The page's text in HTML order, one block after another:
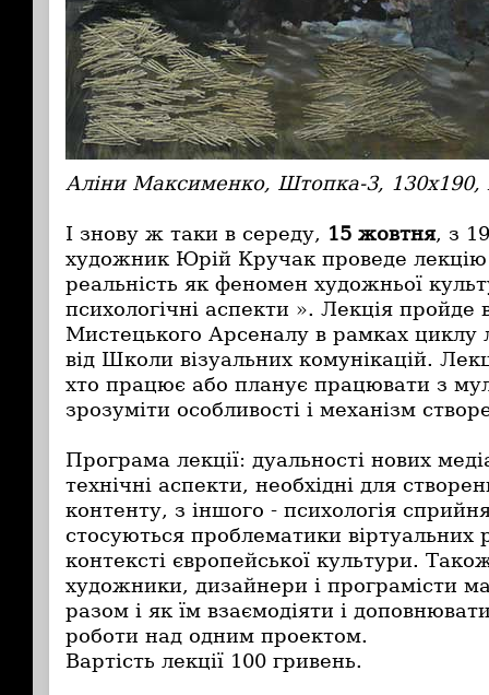
Аліни Максименко, Штопка-3, 130х190,
І знову ж таки в середу, 15 жовтня, з
художник Юрій Кручак проведе лекцію
реальність як феномен художньої
психологічні аспекти ». Лекція пройде
Мистецького Арсеналу в рамках циклу
від Школи візуальних комунікацій.
хто працює або планує працювати з
зрозуміти особливості і механізм
Програма лекції: дуальності нових
технічні аспекти, необхідні для
контенту, з іншого - психологія
стосуються проблематики віртуальних
контексті європейської культури.
художники, дизайнери і програмісти
разом і як їм взаємодіяти і
роботи над одним проектом.
Вартість лекції 100 гривень.